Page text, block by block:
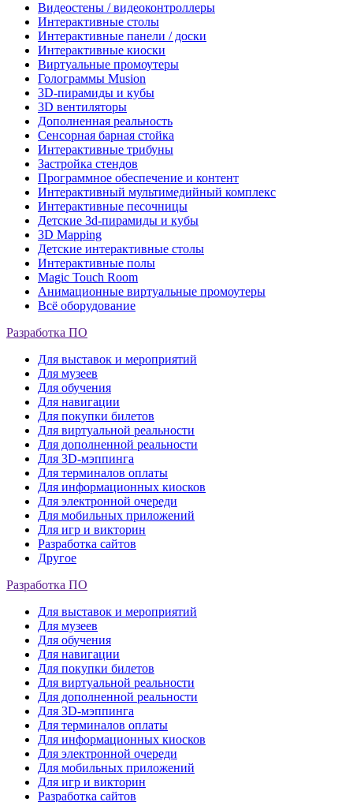
Видеостены / видеоконтроллеры
Интерактивные столы
Интерактивные панели / доски
Интерактивные киоски
Виртуальные промоутеры
Голограммы Musion
3D-пирамиды и кубы
3D вентиляторы
Дополненная реальность
Сенсорная барная стойка
Интерактивные трибуны
Застройка стендов
Программное обеспечение и контент
Интерактивный мультимедийный комплекс
Интерактивные песочницы
Детские 3d-пирамиды и кубы
3D Mapping
Детские интерактивные столы
Интерактивные полы
Magic Touch Room
Анимационные виртуальные промоутеры
Всё оборудование
Разработка ПО
Для выставок и мероприятий
Для музеев
Для обучения
Для навигации
Для покупки билетов
Для виртуальной реальности
Для дополненной реальности
Для 3D-мэппинга
Для терминалов оплаты
Для информационных киосков
Для электронной очереди
Для мобильных приложений
Для игр и викторин
Разработка сайтов
Другое
Разработка ПО
Для выставок и мероприятий
Для музеев
Для обучения
Для навигации
Для покупки билетов
Для виртуальной реальности
Для дополненной реальности
Для 3D-мэппинга
Для терминалов оплаты
Для информационных киосков
Для электронной очереди
Для мобильных приложений
Для игр и викторин
Разработка сайтов